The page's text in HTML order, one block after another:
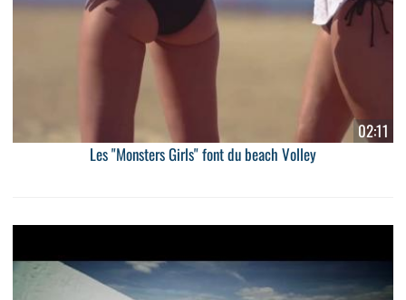
02:11
Les "Monsters Girls" font du beach Volley